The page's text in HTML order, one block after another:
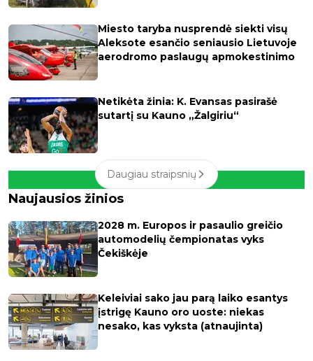
Miesto taryba nusprendė siekti visų
Aleksote esančio seniausio Lietuvoje
aerodromo paslaugų apmokestinimo
Netikėta žinia: K. Evansas pasirašė
sutartį su Kauno „Žalgiriu“
Daugiau straipsnių
Naujausios žinios
2028 m. Europos ir pasaulio greičio
automodelių čempionatas vyks
Čekiškėje
Keleiviai sako jau parą laiko esantys
įstrigę Kauno oro uoste: niekas
nesako, kas vyksta (atnaujinta)